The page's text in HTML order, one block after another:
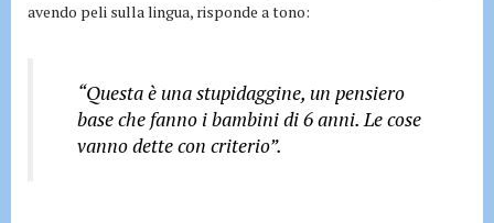
avendo peli sulla lingua, risponde a tono:
“Questa è una stupidaggine, un pensiero
base che fanno i bambini di 6 anni. Le cose
vanno dette con criterio”.